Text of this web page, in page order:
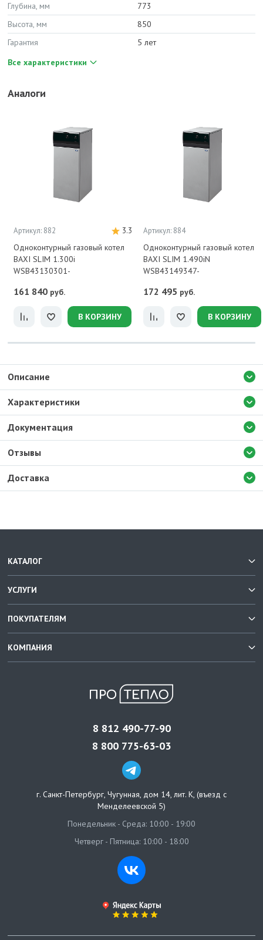
Глубина, мм
773
Высота, мм
850
Гарантия
5 лет
Все характеристики
Аналоги
Артикул: 882 3.3
Одноконтурный газовый котел
BAXI SLIM 1.300i
WSB43130301-
161 840 руб.
В КОРЗИНУ
Артикул: 884
Одноконтурный газовый котел
BAXI SLIM 1.490iN
WSB43149347-
172 495 руб.
В КОРЗИНУ
Доставка
Описание
Характеристики
Документация
Отзывы
КАТАЛОГ
УСЛУГИ
ПОКУПАТЕЛЯМ
КОМПАНИЯ
8 812 490-77-90
8 800 775-63-03
г. Санкт-Петербург, Чугунная, дом 14, лит. К, (въезд с
Менделеевской 5)
Понедельник - Среда: 10:00 - 19:00
Четверг - Пятница: 10:00 - 18:00